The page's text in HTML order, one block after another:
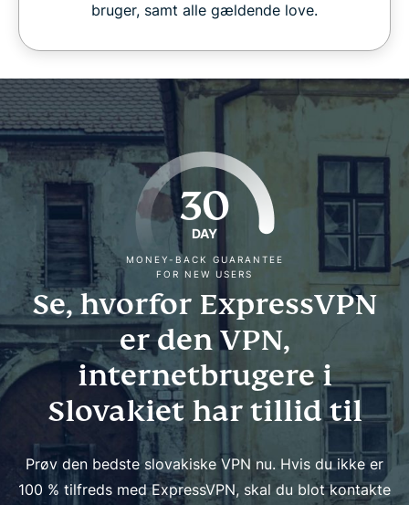
bruger, samt alle gældende love.
30
DAY
MONEY-BACK GUARANTEE
FOR NEW USERS
Se, hvorfor ExpressVPN
er den VPN,
internetbrugere i
Slovakiet har tillid til
Prøv den bedste slovakiske VPN nu. Hvis du ikke er
100 % tilfreds med ExpressVPN, skal du blot kontakte